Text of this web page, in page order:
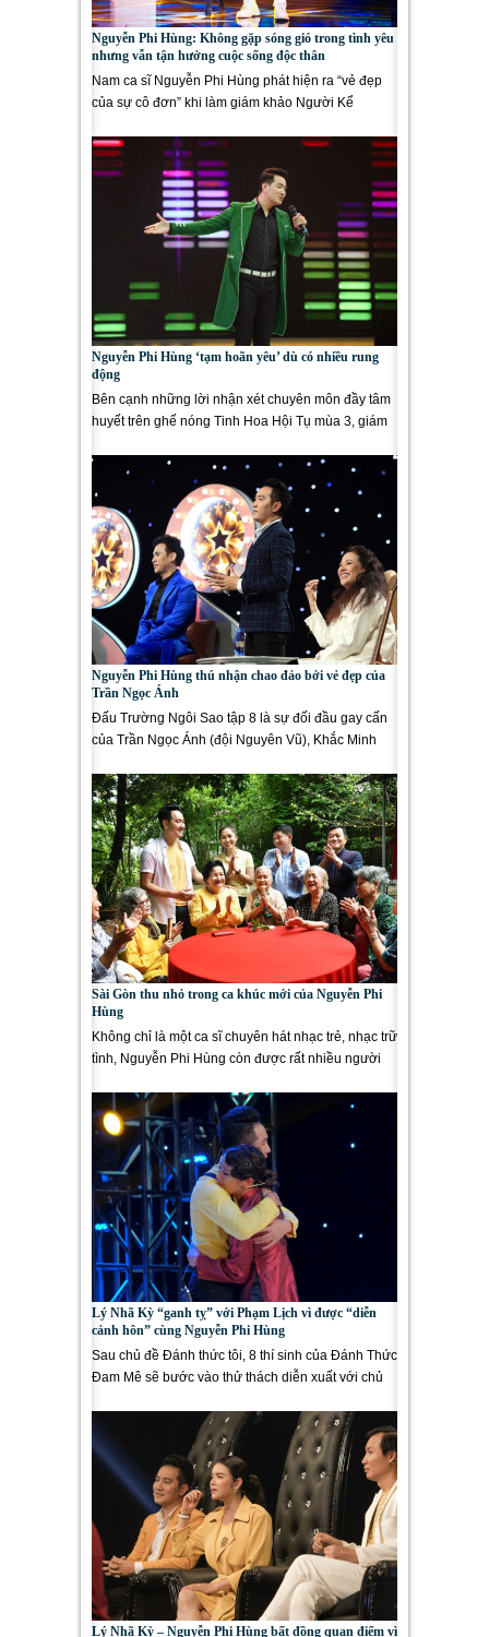
Nguyễn Phi Hùng: Không gặp sóng gió trong tình yêu
nhưng vẫn tận hưởng cuộc sống độc thân
Nam ca sĩ Nguyễn Phi Hùng phát hiện ra “vẻ đẹp
của sự cô đơn” khi làm giám khảo Người Kể
Nguyễn Phi Hùng ‘tạm hoãn yêu’ dù có nhiều rung
động
Bên cạnh những lời nhận xét chuyên môn đầy tâm
huyết trên ghế nóng Tinh Hoa Hội Tụ mùa 3, giám
Nguyễn Phi Hùng thú nhận chao đảo bởi vẻ đẹp của
Trần Ngọc Ánh
Đấu Trường Ngôi Sao tập 8 là sự đối đầu gay cấn
của Trần Ngọc Ánh (đội Nguyên Vũ), Khắc Minh
Sài Gòn thu nhỏ trong ca khúc mới của Nguyễn Phi
Hùng
Không chỉ là một ca sĩ chuyên hát nhạc trẻ, nhạc trữ
tình, Nguyễn Phi Hùng còn được rất nhiều người
Lý Nhã Kỳ “ganh tỵ” với Phạm Lịch vì được “diễn
cảnh hôn” cùng Nguyễn Phi Hùng
Sau chủ đề Đánh thức tôi, 8 thí sinh của Đánh Thức
Đam Mê sẽ bước vào thử thách diễn xuất với chủ
Lý Nhã Kỳ – Nguyễn Phi Hùng bất đồng quan điểm vì